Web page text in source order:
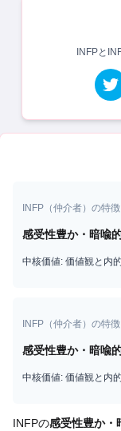
INFPと
INFP （仲介者）の特徴
感受性豊か・暗喩
中核価値: 価値観と内
INFP （仲介者）の特徴
感受性豊か・暗喩
中核価値: 価値観と内
INFPの感受性豊か・